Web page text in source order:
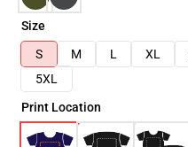
Size
S
M L XL
5XL
Print Location